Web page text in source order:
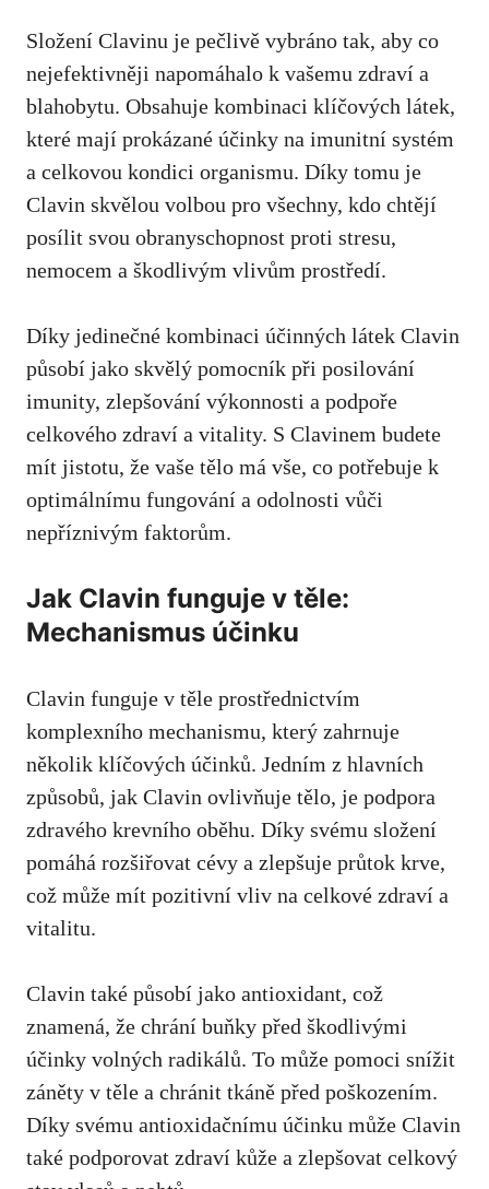
Složení Clavinu je pečlivě vybráno tak, aby co
nejefektivněji napomáhalo k vašemu zdraví a
blahobytu. Obsahuje kombinaci klíčových látek,
které mají prokázané účinky na imunitní systém
a celkovou kondici organismu. Díky tomu je
Clavin skvělou volbou pro všechny, kdo chtějí
posílit svou obranyschopnost proti stresu,
nemocem a škodlivým vlivům prostředí.
Díky jedinečné kombinaci účinných látek Clavin
působí jako skvělý pomocník při posilování
imunity, zlepšování výkonnosti a podpoře
celkového zdraví a vitality. S Clavinem budete
mít jistotu, že vaše tělo má vše, co potřebuje k
optimálnímu fungování a odolnosti vůči
nepříznivým faktorům.
Jak Clavin funguje v těle:
Mechanismus účinku
Clavin funguje v těle prostřednictvím
komplexního mechanismu, který zahrnuje
několik klíčových účinků. Jedním z hlavních
způsobů, jak Clavin ovlivňuje tělo, je podpora
zdravého krevního oběhu. Díky svému složení
pomáhá rozšiřovat cévy a zlepšuje průtok krve,
což může mít pozitivní vliv na celkové zdraví a
vitalitu.
Clavin také působí jako antioxidant, což
znamená, že chrání buňky před škodlivými
účinky volných radikálů. To může pomoci snížit
záněty v těle a chránit tkáně před poškozením.
Díky svému antioxidačnímu účinku může Clavin
také podporovat zdraví kůže a zlepšovat celkový